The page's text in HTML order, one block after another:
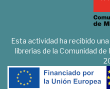
Esta actividad ha recibido
librerías de la Comunidad